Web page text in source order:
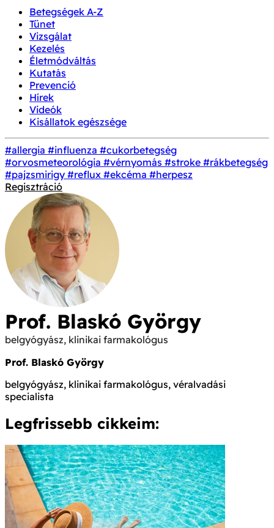
Betegségek A-Z
Tünet
Vizsgálat
Kezelés
Életmódváltás
Kutatás
Prevenció
Hírek
Videók
Kisállatok egészsége
#allergia #influenza #cukorbetegség
#orvosmeteorológia #vérnyomás #stroke #rákbetegség
#pajzsmirigy #reflux #ekcéma #herpesz
Regisztráció
Prof. Blaskó György
belgyógyász, klinikai farmakológus
Prof. Blaskó György
belgyógyász, klinikai farmakológus, véralvadási
specialista
Legfrissebb cikkeim: